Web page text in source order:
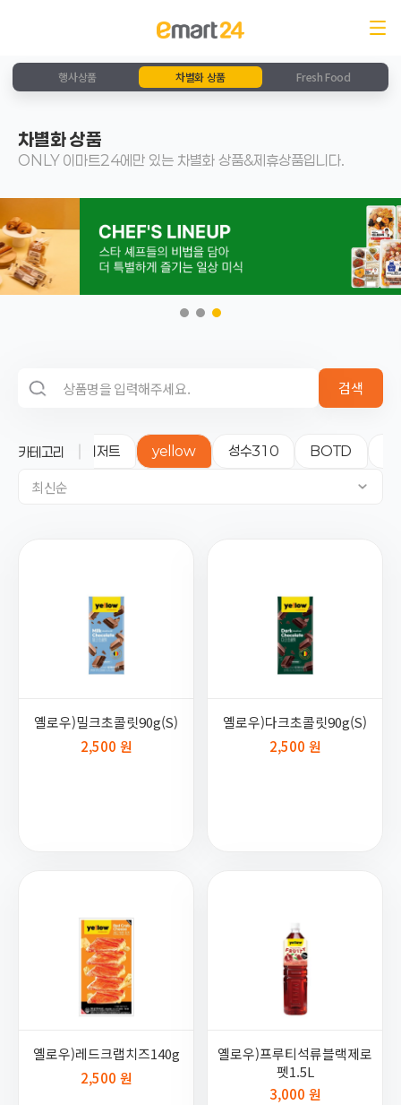
행사상품 차별화 상품 Fresh Food
차별화 상품
ONLY 이마트24에만 있는 차별화 상품&제휴상품입니다.
검색 영역
검색
카테고리두바이 디저트 yellow 성수310 BOTD
최신순
옐로우)밀크초콜릿90g(S)
2,500 원
옐로우)다크초콜릿90g(S)
2,500 원
옐로우)레드크랩치즈140g
2,500 원
옐로우)프루티석류블랙제로
펫1.5L
3,000 원